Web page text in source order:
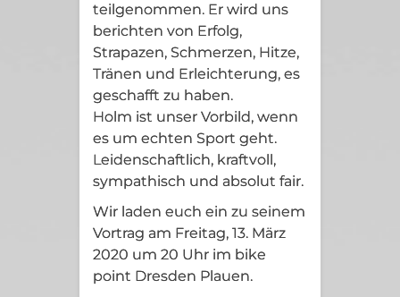
teilgenommen. Er wird uns
berichten von Erfolg,
Strapazen, Schmerzen, Hitze,
Tränen und Erleichterung, es
geschafft zu haben.
Holm ist unser Vorbild, wenn
es um echten Sport geht.
Leidenschaftlich, kraftvoll,
sympathisch und absolut fair.
Wir laden euch ein zu seinem
Vortrag am Freitag, 13. März
2020 um 20 Uhr im bike
point Dresden Plauen.